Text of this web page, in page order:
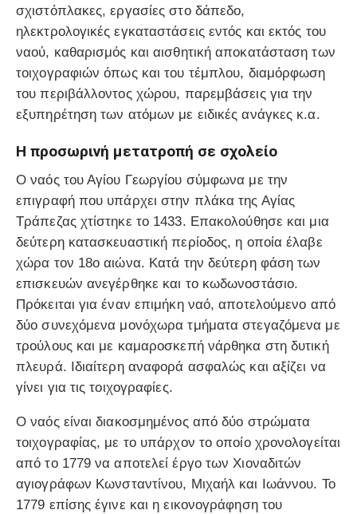
σχιστόπλακες, εργασίες στο δάπεδο,
ηλεκτρολογικές εγκαταστάσεις εντός και εκτός του
ναού, καθαρισμός και αισθητική αποκατάσταση των
τοιχογραφιών όπως και του τέμπλου, διαμόρφωση
του περιβάλλοντος χώρου, παρεμβάσεις για την
εξυπηρέτηση των ατόμων με ειδικές ανάγκες κ.α.
Η προσωρινή μετατροπή σε σχολείο
Ο ναός του Αγίου Γεωργίου σύμφωνα με την
επιγραφή που υπάρχει στην πλάκα της Αγίας
Τράπεζας χτίστηκε το 1433. Επακολούθησε και μια
δεύτερη κατασκευαστική περίοδος, η οποία έλαβε
χώρα τον 18ο αιώνα. Κατά την δεύτερη φάση των
επισκευών ανεγέρθηκε και το κωδωνοστάσιο.
Πρόκειται για έναν επιμήκη ναό, αποτελούμενο από
δύο συνεχόμενα μονόχωρα τμήματα στεγαζόμενα με
τρούλους και με καμαροσκεπή νάρθηκα στη δυτική
πλευρά. Ιδιαίτερη αναφορά ασφαλώς και αξίζει να
γίνει για τις τοιχογραφίες.
Ο ναός είναι διακοσμημένος από δύο στρώματα
τοιχογραφίας, με το υπάρχον το οποίο χρονολογείται
από το 1779 να αποτελεί έργο των Χιοναδιτών
αγιογράφων Κωνσταντίνου, Μιχαήλ και Ιωάννου. Το
1779 επίσης έγινε και η εικονογράφηση του